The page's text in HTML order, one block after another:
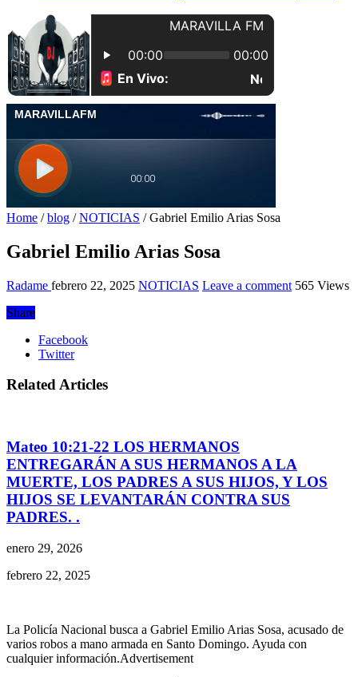
Home / blog / NOTICIAS / Gabriel Emilio Arias Sosa
Gabriel Emilio Arias Sosa
Radame febrero 22, 2025 NOTICIAS Leave a comment 565 Views
Share
Facebook
Twitter
Related Articles
Mateo 10:21-22 LOS HERMANOS
ENTREGARÁN A SUS HERMANOS A LA
MUERTE, LOS PADRES A SUS HIJOS, Y LOS
HIJOS SE LEVANTARÁN CONTRA SUS
PADRES. .
enero 29, 2026
febrero 22, 2025
La Policía Nacional busca a Gabriel Emilio Arias Sosa, acusado de
varios robos a mano armada en Santo Domingo. Ayuda con
cualquier información.Advertisement